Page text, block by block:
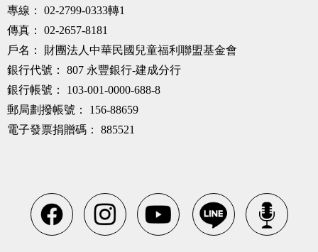
專線：
02-2799-0333轉1
傳真：
02-2657-8181
戶名：
財團法人中華民國兒童福利聯盟基金會
銀行代號：
807 永豐銀行-建成分行
銀行帳號：
103-001-0000-688-8
郵局劃撥帳號：
156-88659
電子發票捐贈碼：
885521